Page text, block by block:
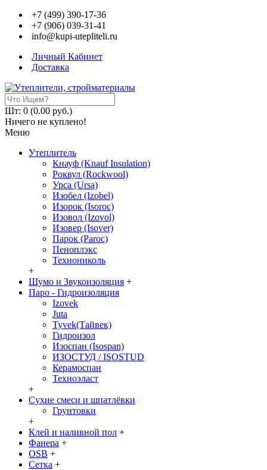
+7 (499) 390-17-36
+7 (906) 039-31-41
info@kupi-utepliteli.ru
Личный Кабинет
Доставка
Шт: 0 (0.00 руб.)
Ничего не куплено!
Меню
Утеплитель
Кнауф (Knauf Insulation)
Роквул (Rockwool)
Урса (Ursa)
Изобел (Izobel)
Изорок (Isoroc)
Изовол (Izovol)
Изовер (Isover)
Парок (Paroс)
Пеноплэкс
Технониколь
+
Шумо и Звукоизоляция +
Паро - Гидроизоляция
Izovek
Juta
Tyvek(Тайвек)
Гидроизол
Изоспан (Isospan)
ИЗОСТУД / ISOSTUD
Керамоспан
Техноэласт
+
Сухие смеси и шпатлёвки
Грунтовки
+
Клей и наливной пол +
Фанера +
OSB +
Сетка +